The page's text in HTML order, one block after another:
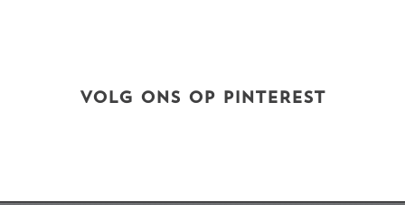
VOLG ONS OP PINTEREST